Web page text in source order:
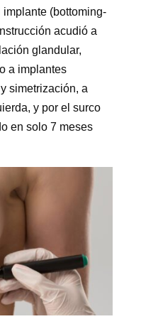
(bottoming-
acudió a
glandular,
a implantes
simetrización, a
y por el surco
en solo 7 meses